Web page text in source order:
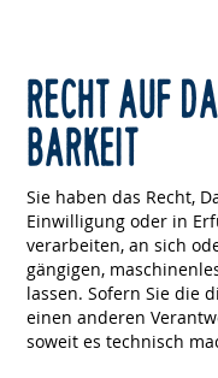
RECHT AUF
BARKEIT
Sie haben das Recht,
Einwilligung oder in
verarbeiten, an sich
gängigen,
lassen. Sofern Sie die
einen anderen
soweit es technisch